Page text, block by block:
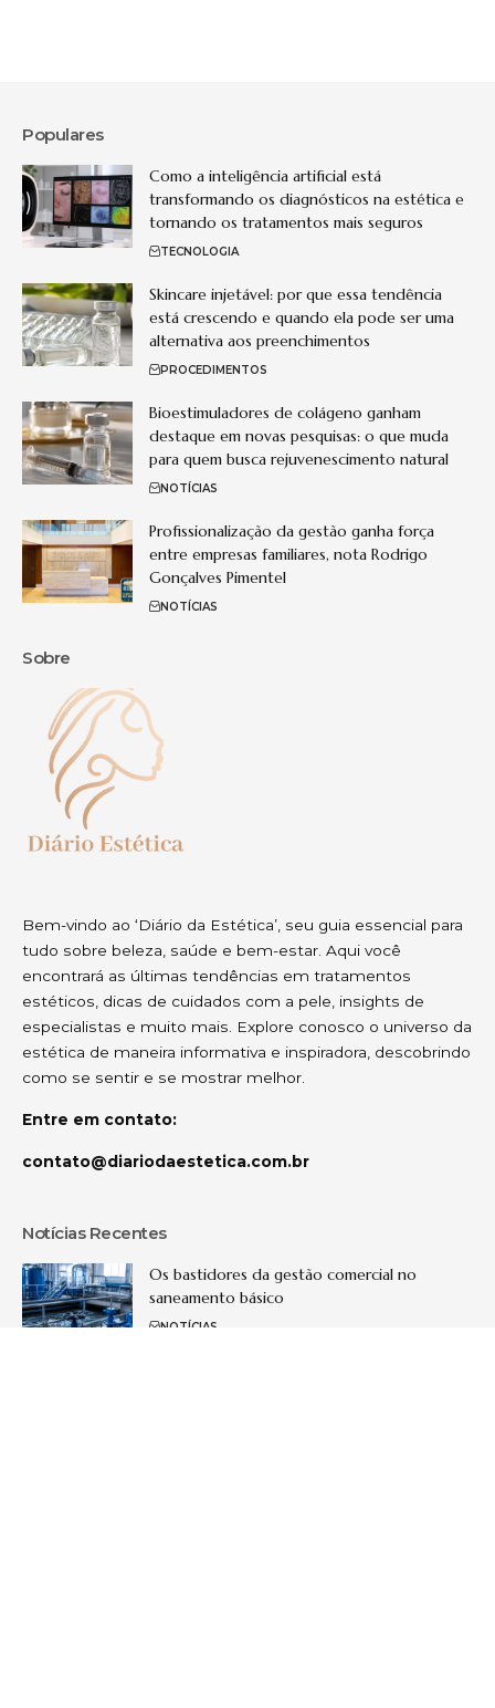
Populares
Como a inteligência artificial está
transformando os diagnósticos na estética e
tornando os tratamentos mais seguros
TECNOLOGIA
Skincare injetável: por que essa tendência
está crescendo e quando ela pode ser uma
alternativa aos preenchimentos
PROCEDIMENTOS
Bioestimuladores de colágeno ganham
destaque em novas pesquisas: o que muda
para quem busca rejuvenescimento natural
NOTÍCIAS
Profissionalização da gestão ganha força
entre empresas familiares, nota Rodrigo
Gonçalves Pimentel
NOTÍCIAS
Sobre
Bem-vindo ao ‘Diário da Estética’, seu guia essencial para
tudo sobre beleza, saúde e bem-estar. Aqui você
encontrará as últimas tendências em tratamentos
estéticos, dicas de cuidados com a pele, insights de
especialistas e muito mais. Explore conosco o universo da
estética de maneira informativa e inspiradora, descobrindo
como se sentir e se mostrar melhor.
Entre em contato:
contato@diariodaestetica.com.br
Notícias Recentes
Os bastidores da gestão comercial no
saneamento básico
NOTÍCIAS